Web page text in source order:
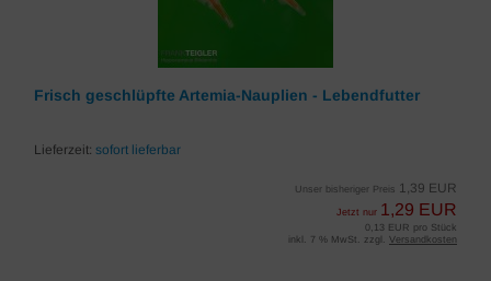
Frisch geschlüpfte Artemia-Nauplien - Lebendfutter
Lieferzeit: sofort lieferbar
Unser bisheriger Preis 1,39 EUR
Jetzt nur 1,29 EUR
0,13 EUR pro Stück
inkl. 7 % MwSt. zzgl. Versandkosten